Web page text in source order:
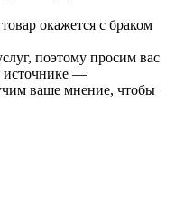
окажется с браком
поэтому просим вас
источнике —
ваше мнение, чтобы